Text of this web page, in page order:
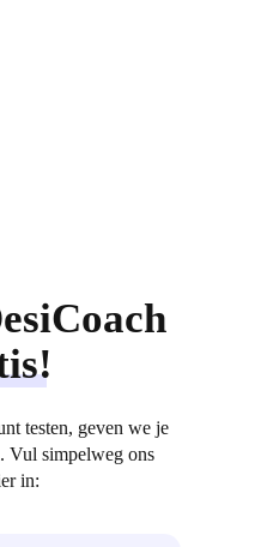
!
testen, geven we je
. Vul simpelweg ons
in: